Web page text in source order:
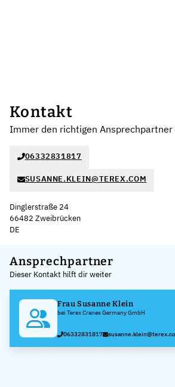
Kontakt
Immer den richtigen Ansprechpartner
06332831817
SUSANNE.KLEIN@TEREX.COM
Dinglerstraße 24
66482 Zweibrücken
DE
+
−
Ansprechpartner
Dieser Kontakt hilft dir weiter
Frau Susanne Klein
bei Terex Cranes Germany GmbH
06332831817